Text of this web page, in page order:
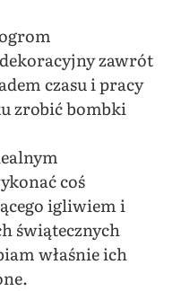
zawrót
czasu i pracy
zrobić bombki
coś
igliwiem i
świątecznych
właśnie ich